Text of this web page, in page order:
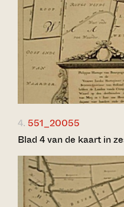
4. 551_20055
Blad 4 van de kaart in